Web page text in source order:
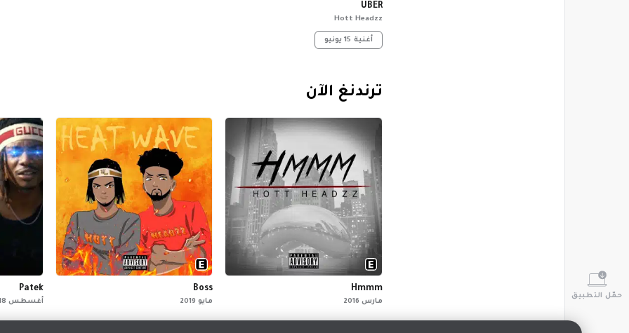
حمّل التطبيق
UBER
Hott Headzz
أغنية 15 يونيو
‏ترندنغ الآن
Hmmm
مارس 2016
Boss
مايو 2019
Patek
أغسطس 2018